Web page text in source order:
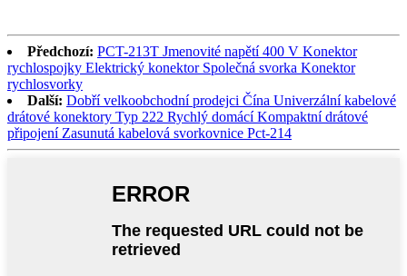
Předchozí: PCT-213T Jmenovité napětí 400 V Konektor
rychlospojky Elektrický konektor Společná svorka Konektor
rychlosvorky
Další: Dobří velkoobchodní prodejci Čína Univerzální kabelové
drátové konektory Typ 222 Rychlý domácí Kompaktní drátové
připojení Zasunutá kabelová svorkovnice Pct-214